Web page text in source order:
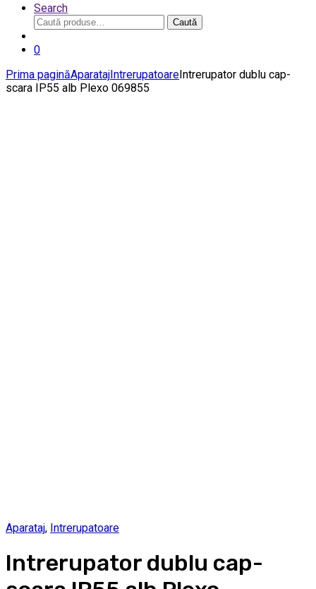
Search
Caută
după:
Caută
0
Prima paginăAparatajIntrerupatoareIntrerupator dublu cap-
scara IP55 alb Plexo 069855
Aparataj, Intrerupatoare
Intrerupator dublu cap-